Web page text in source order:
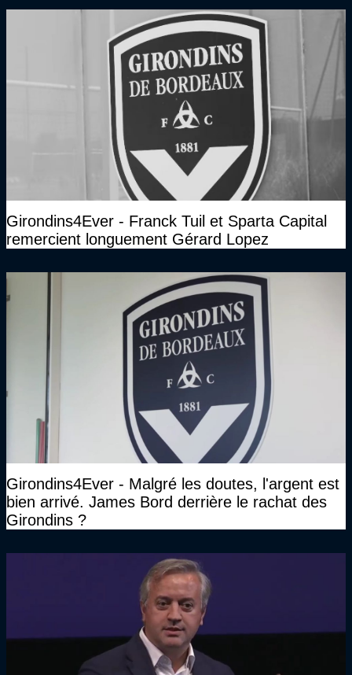
Girondins4Ever - Franck Tuil et Sparta Capital
remercient longuement Gérard Lopez
Girondins4Ever - Malgré les doutes, l'argent est
bien arrivé. James Bord derrière le rachat des
Girondins ?